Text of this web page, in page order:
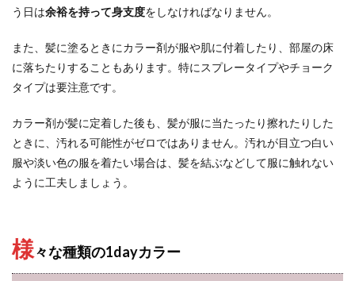
う日は余裕を持って身支度をしなければなりません。
また、髪に塗るときにカラー剤が服や肌に付着したり、部屋の床
に落ちたりすることもあります。特にスプレータイプやチョーク
タイプは要注意です。
カラー剤が髪に定着した後も、髪が服に当たったり擦れたりした
ときに、汚れる可能性がゼロではありません。汚れが目立つ白い
服や淡い色の服を着たい場合は、髪を結ぶなどして服に触れない
ように工夫しましょう。
様々な種類の1dayカラー